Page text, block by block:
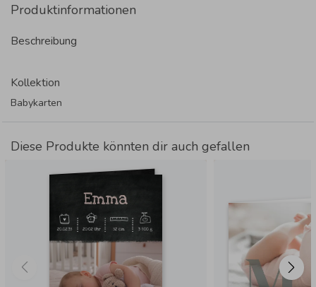
Produktinformationen
Beschreibung
Kollektion
Babykarten
Diese Produkte könnten dir auch gefallen